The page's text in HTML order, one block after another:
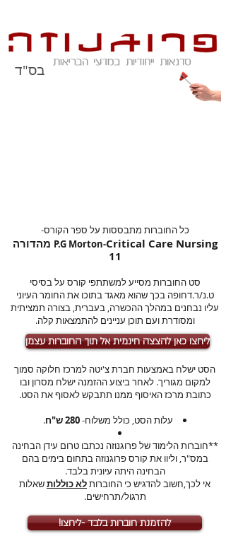
בס"ד
כל החוברות מתבססות על ספר הקורס-
P.G Morton-Critical Ca
re Nursing מהדורה
11
סט החוברות מסייע למשתתפי קורס על בסיסי
ט.נ/ר.דחופה בכך שהוא מאגד בתוכו את החומר העיוני
עליו נבחנים במהלך ההכשרה, בעברית, בצורה תמציתית
ומסודרת ועם תוכן עניינים להתמצאות קלה.
הסט ישלח באמצעות חברת צ'יטה למרכז חלוקה סמוך
למקום מגוריך. לאחר ביצוע ההזמנה ישלח מסרון ובו
כתובת מרכז האיסוף ממנו תתבקש לאסוף את הסט.
עלות הסט, כולל משלוח-
.
**חוברות הלימוד של פרוגנוזה נכתבו טרום עידן הבחינה
במס"ר, וליוו את קורס פרוגנוזה בתחום בימים בהם
הבחינה היתה עיונית בלבד.
אי לכך,חשוב להדגיש כי החוברותלא כוללותשאלות
תרגול/תרחישים.
ליחצו כאן להצצה חינמית אל תוך החוברות עצמן
!להזמנת חוברות בלבד -ליחצו